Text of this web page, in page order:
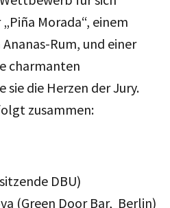
Morada“, einem
Rum, und einer
charmanten
die Herzen der Jury.
zusammen:
DBU)
(Green Door Bar, Berlin)